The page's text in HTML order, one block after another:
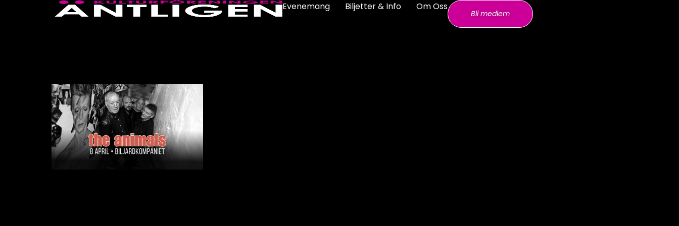
Evenemang Biljetter & Info Om Oss
Bli medlem